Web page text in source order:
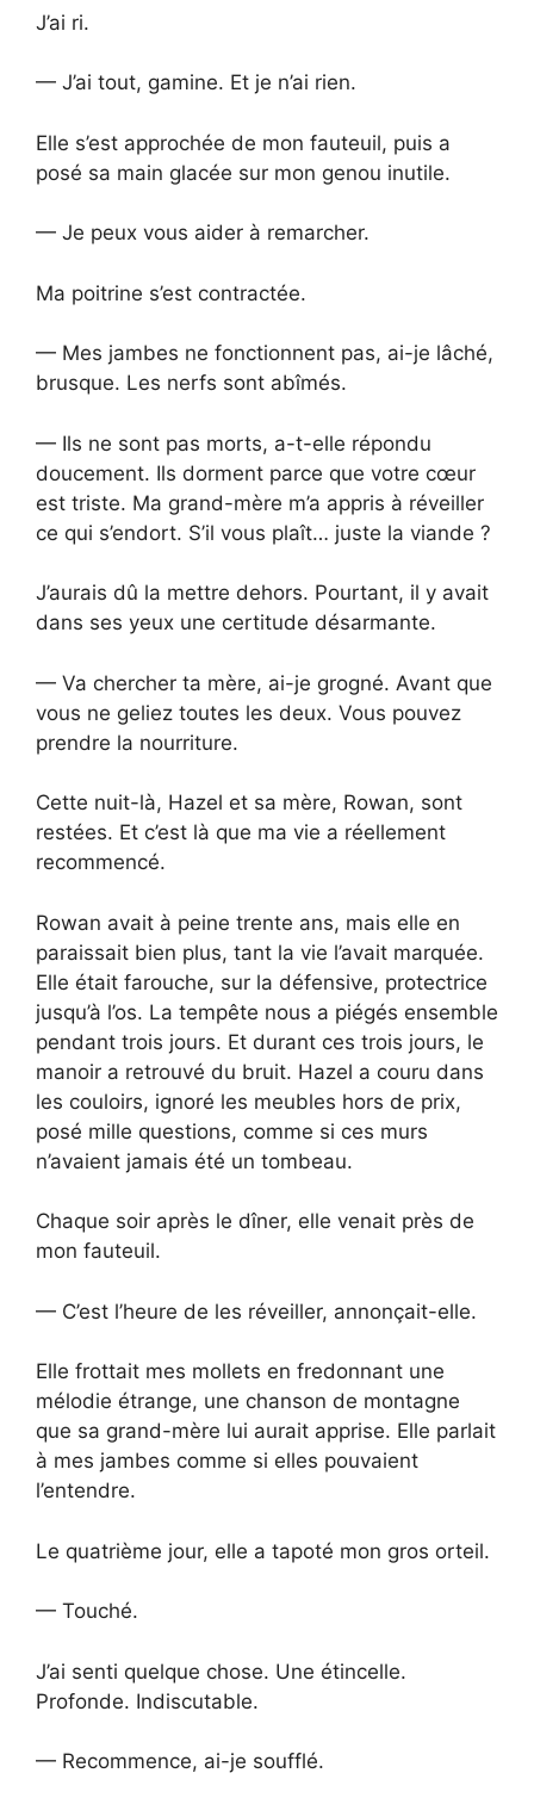
J’ai ri.
— J’ai tout, gamine. Et je n’ai rien.
Elle s’est approchée de mon fauteuil, puis a
posé sa main glacée sur mon genou inutile.
— Je peux vous aider à remarcher.
Ma poitrine s’est contractée.
— Mes jambes ne fonctionnent pas, ai-je lâché,
brusque. Les nerfs sont abîmés.
— Ils ne sont pas morts, a-t-elle répondu
doucement. Ils dorment parce que votre cœur
est triste. Ma grand-mère m’a appris à réveiller
ce qui s’endort. S’il vous plaît… juste la viande ?
J’aurais dû la mettre dehors. Pourtant, il y avait
dans ses yeux une certitude désarmante.
— Va chercher ta mère, ai-je grogné. Avant que
vous ne geliez toutes les deux. Vous pouvez
prendre la nourriture.
Cette nuit-là, Hazel et sa mère, Rowan, sont
restées. Et c’est là que ma vie a réellement
recommencé.
Rowan avait à peine trente ans, mais elle en
paraissait bien plus, tant la vie l’avait marquée.
Elle était farouche, sur la défensive, protectrice
jusqu’à l’os. La tempête nous a piégés ensemble
pendant trois jours. Et durant ces trois jours, le
manoir a retrouvé du bruit. Hazel a couru dans
les couloirs, ignoré les meubles hors de prix,
posé mille questions, comme si ces murs
n’avaient jamais été un tombeau.
Chaque soir après le dîner, elle venait près de
mon fauteuil.
— C’est l’heure de les réveiller, annonçait-elle.
Elle frottait mes mollets en fredonnant une
mélodie étrange, une chanson de montagne
que sa grand-mère lui aurait apprise. Elle parlait
à mes jambes comme si elles pouvaient
l’entendre.
Le quatrième jour, elle a tapoté mon gros orteil.
— Touché.
J’ai senti quelque chose. Une étincelle.
Profonde. Indiscutable.
— Recommence, ai-je soufflé.